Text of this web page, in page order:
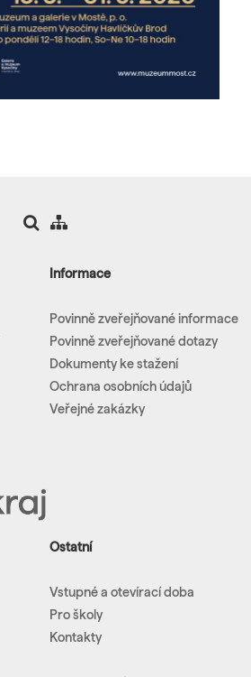
Informace
Povinně zveřejňované informace
Povinně zveřejňované dotazy
Dokumenty ke stažení
Ochrana osobních údajů
Veřejné zakázky
Ostatní
Vstupné a otevírací doba
Pro školy
Kontakty